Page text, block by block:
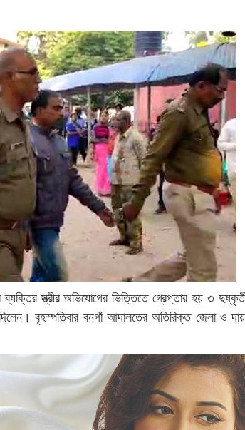
ব্যক্তির স্ত্রীর অভিযোগের ভিত্তিতে গ্রেপ্তার হয় ৩
বৃহস্পতিবার বনগাঁ আদালতের অতিরিক্ত জেলা ও